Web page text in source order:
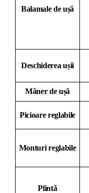
Balamale de ușă
Deschiderea ușii
Mâner de ușă
Picioare reglabile
Monturi reglabile
Plintă